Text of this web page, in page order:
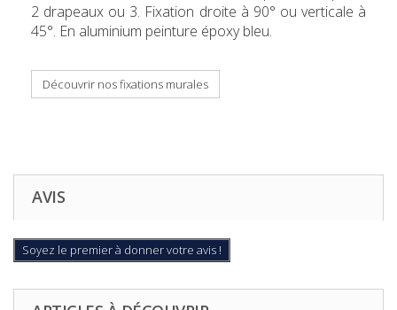
2 drapeaux ou 3. Fixation droite à 90° ou verticale à
45°. En aluminium peinture époxy bleu.
Découvrir nos fixations murales
AVIS
Soyez le premier à donner votre avis !